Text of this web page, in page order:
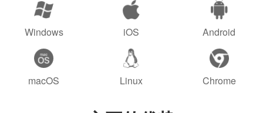
Windows iOS Android
macOS Linux Chrome